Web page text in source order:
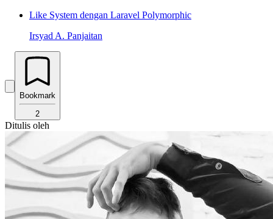
Like System dengan Laravel Polymorphic
Irsyad A. Panjaitan
Bookmark
2
Ditulis oleh